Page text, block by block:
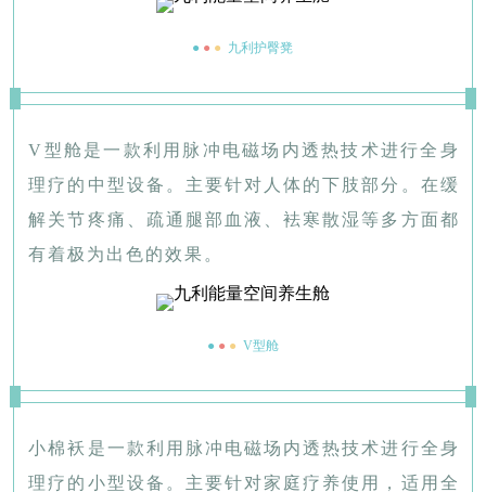
● ● ● 九利护臀凳
V型舱是一款利用脉冲电磁场内透热技术进行全身
理疗的中型设备。主要针对人体的下肢部分。在缓
解关节疼痛、疏通腿部血液、袪寒散湿等多方面都
有着极为出色的效果。
● ● ● V型舱
小棉袄是一款利用脉冲电磁场内透热技术进行全身
理疗的小型设备。主要针对家庭疗养使用，适用全